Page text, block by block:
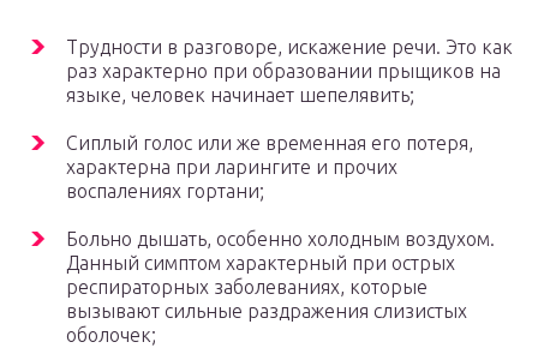
Трудности в разговоре, искажение речи. Это как
раз характерно при образовании прыщиков на
языке, человек начинает шепелявить;
Сиплый голос или же временная его потеря,
характерна при ларингите и прочих
воспалениях гортани;
Больно дышать, особенно холодным воздухом.
Данный симптом характерный при острых
респираторных заболеваниях, которые
вызывают сильные раздражения слизистых
оболочек;